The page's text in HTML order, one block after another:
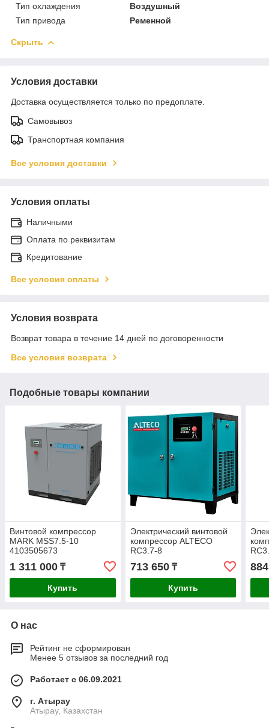
Тип охлаждения
Воздушный
Тип привода
Ременной
Скрыть
Условия доставки
Доставка осуществляется только по предоплате.
Самовывоз
Транспортная компания
Все условия доставки
Условия оплаты
Наличными
Оплата по реквизитам
Кредитование
Все условия оплаты
Условия возврата
Возврат товара в течение 14 дней по договоренности
Все условия возврата
Подобные товары компании
Винтовой компрессор
MARK MSS7.5-10
4103505673
1 311 000 ₸
Купить
Электрический винтовой
компрессор ALTECO
RC3.7-8
713 650₸
Купить
О нас
Рейтинг не сформирован
Менее 5 отзывов за последний год
Работает с 06.09.2021
г. Атырау
Атырау, Казахстан